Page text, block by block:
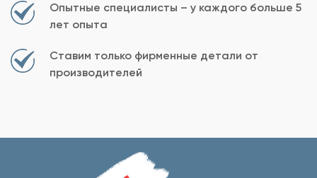
Опытные специалисты – у каждого больше 5
лет опыта
Ставим только фирменные детали от
производителей